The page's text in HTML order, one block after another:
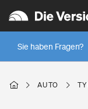
Sie haben Fragen?
Wer versichert
Regionalklassen:
Wer versichert
AUTO